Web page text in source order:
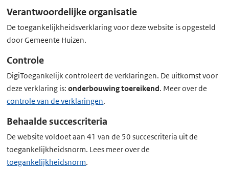
l
Verantwoordelijke organisatie
De toegankelijkheidsverklaring voor deze website is opgesteld
door Gemeente Huizen.
Controle
DigiToegankelijk controleert de verklaringen. De uitkomst voor
deze verklaring is:onderbouwing toereikend. Meer over de
controle van de verklaringen.
Behaalde succescriteria
De website voldoet aan 41 van de 50 succescriteria uit de
toegankelijkheidsnorm. Lees meer over de
toegankelijkheidsnorm.